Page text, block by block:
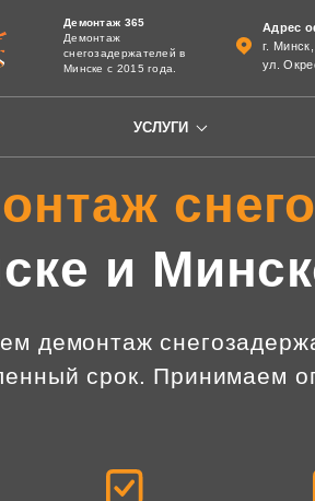
Демонтаж 365
Демонтаж
снегозадержателей в
Минске с 2015 года.
Адрес
г. Минск,
ул.
УСЛУГИ
и
демонтаж
срок. Принимаем